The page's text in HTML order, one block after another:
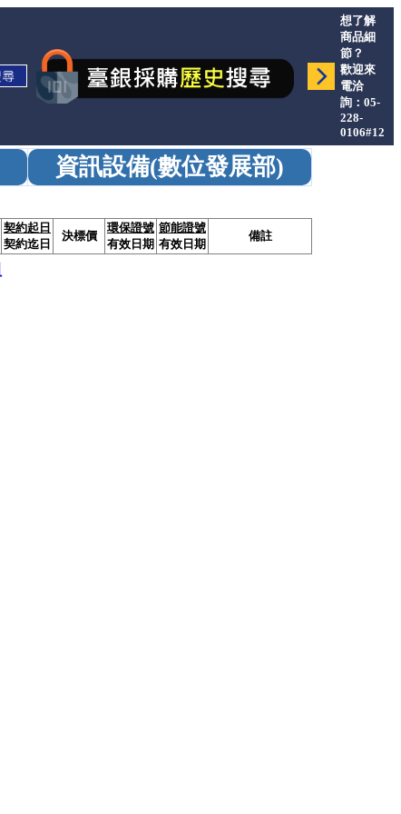
想了解
商品細
節？
歡迎來
電洽
詢：05-
228-
0106#12
資訊設備(數位發展部)
契約起日
契約迄日
決標價
環保證號
有效日期
節能證號
有效日期
備註